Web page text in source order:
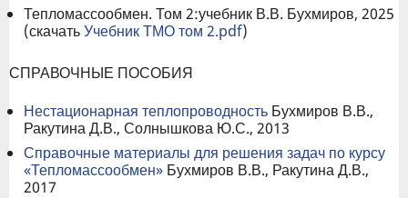
Тепломассообмен. Том 2:учебник В.В. Бухмиров, 2025
(скачатьУчебник ТМО том 2.pdf)
СПРАВОЧНЫЕ ПОСОБИЯ
Нестационарная теплопроводность Бухмиров В.В.,
Ракутина Д.В., Солнышкова Ю.С., 2013
Справочные материалы для решения задач по курсу
«Тепломассообмен» Бухмиров В.В., Ракутина Д.В.,
2017